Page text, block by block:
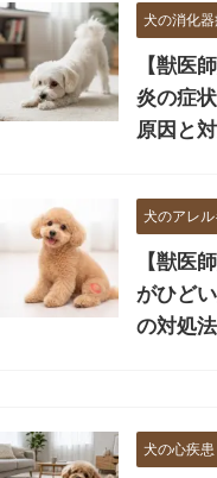
犬の消化器
【獣医
炎の症
原因と
犬のアレル
【獣医
がひど
の対処法
犬の心疾患